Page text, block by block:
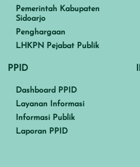
Pemerintah Kabupaten
Sidoarjo
Penghargaan
LHKPN Pejabat Publik
PPID
Dashboard PPID
Layanan Informasi
Informasi Publik
Laporan PPID